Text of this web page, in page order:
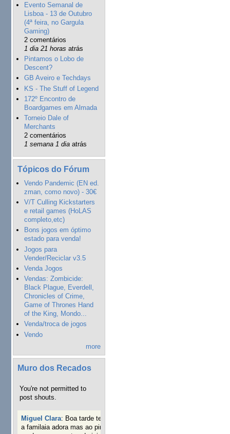
Evento Semanal de
Lisboa - 13 de Outubro
(4ª feira, no Gargula
Gaming)
2 comentários
1 dia 21 horas atrás
Pintamos o Lobo de
Descent?
GB Aveiro e Techdays
KS - The Stuff of Legend
172º Encontro de
Boardgames em Almada
Torneio Dale of
Merchants
2 comentários
1 semana 1 diaatrás
Tópicos do Fórum
Vendo Pandemic (EN ed.
zman, como novo) - 30€
V/T Culling Kickstarters
e retail games (HoLAS
completo,etc)
Bons jogos em óptimo
estado para venda!
Jogos para
Vender/Reciclar v3.5
Venda Jogos
Vendas: Zombicide:
Black Plague, Everdell,
Chronicles of Crime,
Game of Thrones Hand
of the King, Mondo...
Venda/troca de jogos
Vendo
more
Muro dos Recados
You're not permitted to
post shouts.
Miguel Clara: Boa tarde tenho jogo Mice and mistics que
a familaia adora mas ao pintarmos as miniaturas